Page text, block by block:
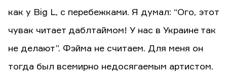
как у Big L, с перебежками. Я думал: “Ого, этот
чувак читает даблтаймом! У нас в Украине так
не делают”. Фэйма не считаем. Для меня он
тогда был всемирно недосягаемым артистом.